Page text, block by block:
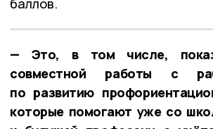
баллов.
— Это, в том числе,
совместной работы с
по развитию
которые помогают уже со